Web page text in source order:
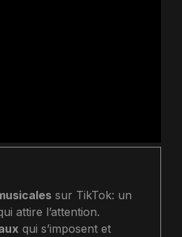
sur TikTok: un
attire l’attention.
qui s’imposent et